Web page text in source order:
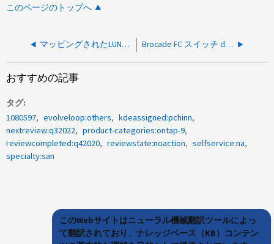
このページのトップへ
マッピングされたLUNでUNMAPコマンドが正常に実行されても、ESXiデータストアの使用可能容量が増加しない Brocade FC スイッチ defITL RES USAGE P 90 MAPS アラート
おすすめの記事
タグ
1080597
evolveloop:others
kdeassigned:pchinn
nextreview:q32022
product-categories:ontap-9
reviewcompleted:q42020
reviewstate:noaction
selfservice:na
specialty:san
このWebサイトはニューラル機械翻訳ツールによっ
て翻訳されており、ナレッジベース（KB）コンテン